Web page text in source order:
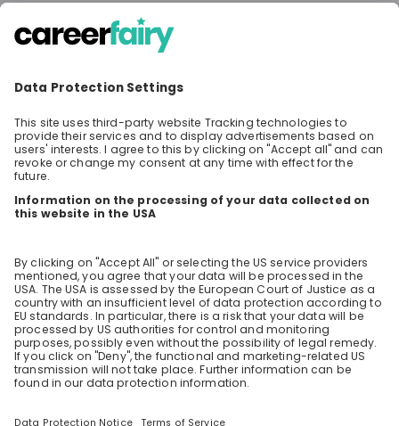
Bunte steht seit Jahrzehnten für exklusiven
People-Journalismus, Society, Royals und
einer modernen, digitalen Medienmarke von
arbeitet Bunte eigentlich hinter den Kulissen?
Wie entsteht aus einem ersten Tipp eine
große Story? Was hat sich durch KI verändert?
Und was bedeutet das für deinen möglichen
Einstieg bei Bunte? In diesem Livestream
bekommst du exklusive Einblicke in: • 🔍 Bunte
entstehen Stories – von der Idee bis zur
veröffentlichten Geschichte • 📱 Arbeiten mit
KI: Fact Checking im Zeitalter von künstlicher
Intelligenz • 💼 Karriere &
Einstiegsmöglichkeiten: Welche Profile zu
Bunte passen und über welche Wege du
einsteigen kannst 👉 Melde dich für unser
Screen to Screen mit Bunte an und erfahre
DE Human resources (HR)